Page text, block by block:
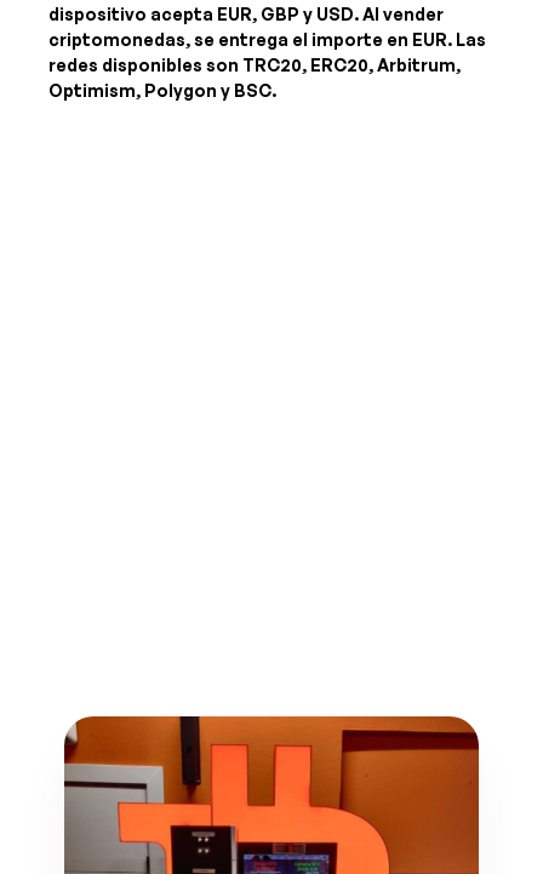
dispositivo acepta EUR, GBP y USD. Al vender
criptomonedas, se entrega el importe en EUR. Las
redes disponibles son TRC20, ERC20, Arbitrum,
Optimism, Polygon y BSC.